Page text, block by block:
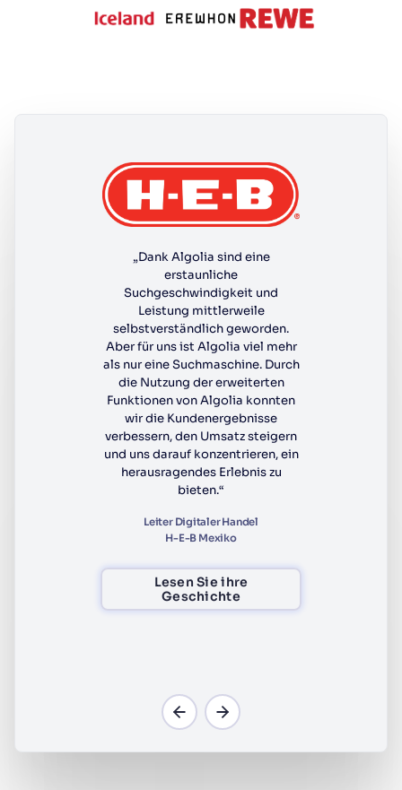
„Dank Algolia sind eine
erstaunliche
Suchgeschwindigkeit und
Leistung mittlerweile
selbstverständlich geworden.
Aber für uns ist Algolia viel mehr
als nur eine Suchmaschine. Durch
die Nutzung der erweiterten
Funktionen von Algolia konnten
wir die Kundenergebnisse
verbessern, den Umsatz steigern
und uns darauf konzentrieren, ein
herausragendes Erlebnis zu
bieten.“
Leiter Digitaler Handel
H-E-B Mexiko
Lesen Sie ihre
Geschichte